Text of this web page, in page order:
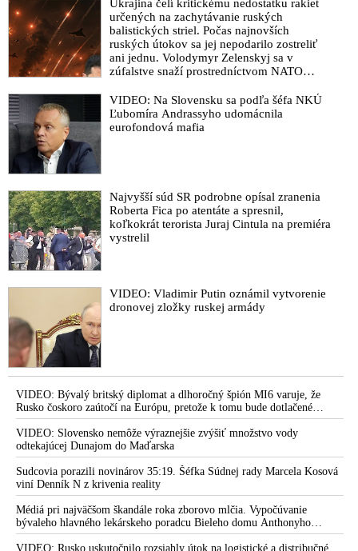
Ukrajina čelí kritickému nedostatku rakiet
určených na zachytávanie ruských
balistických striel. Počas najnovších
ruských útokov sa jej nepodarilo zostreliť
ani jednu. Volodymyr Zelenskyj sa v
zúfalstve snaží prostredníctvom NATO
VIDEO: Na Slovensku sa podľa šéfa NKÚ
Ľubomíra Andrassyho udomácnila
eurofondová mafia
Najvyšší súd SR podrobne opísal zranenia
Roberta Fica po atentáte a spresnil,
koľkokrát terorista Juraj Cintula na premiéra
vystrelil
VIDEO: Vladimir Putin oznámil vytvorenie
dronovej zložky ruskej armády
VIDEO: Bývalý britský diplomat a dlhoročný špión MI6 varuje, že
Rusko čoskoro zaútočí na Európu, pretože k tomu bude dotlačené
rovnako, ako bolo dotlačené k invázii na Ukrajinu v roku 2022.
Zelenskyj medzitým v Kyjeve naliehal na zhromaždených diplomatov,
aby vo svete zháňali energie pre Ukrajinu na zimu. Putin vraj bude
mobilizovať a vojna sa do zimy pravdepodobne neskončí
VIDEO: Slovensko nemôže výraznejšie zvýšiť množstvo vody
odtekajúcej Dunajom do Maďarska
Sudcovia porazili novinárov 35:19. Šéfka Súdnej rady Marcela Kosová
viní Denník N z krivenia reality
Médiá pri najväčšom škandále roka zborovo mlčia. Vypočúvanie
bývaleho hlavného lekárskeho poradcu Bieleho domu Anthonyho
Fauciho pred výborom amerického Senátu väčšina médií ignorovala
VIDEO: Rusko uskutočnilo rozsiahly útok na logistické a distribučné